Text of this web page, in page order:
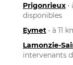
Prigonrieux
disponibles
Eymet • à 11
Lamonzie-
intervenants